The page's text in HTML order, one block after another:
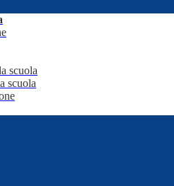
scuola
scuola